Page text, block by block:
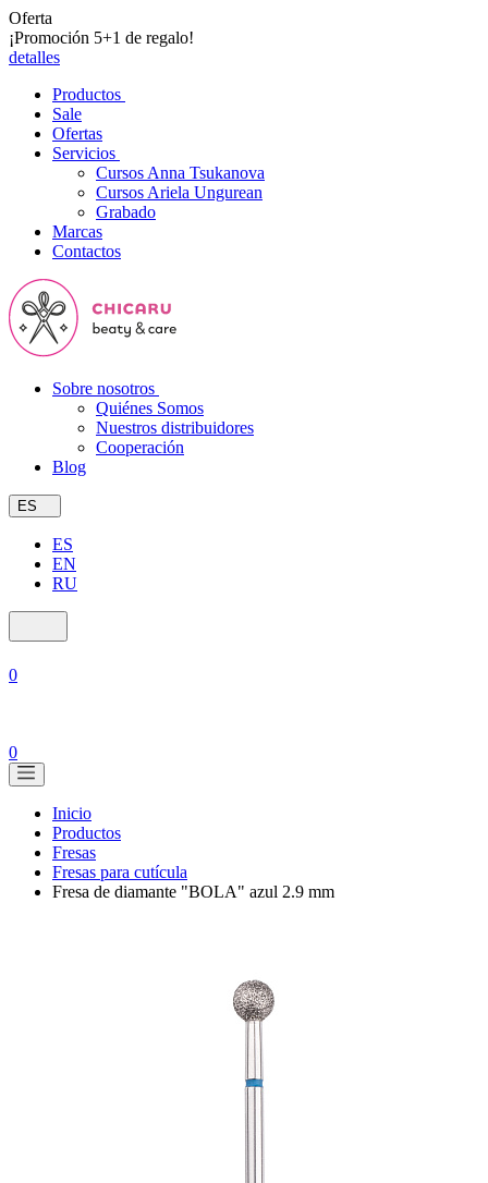
Oferta
¡Promoción 5+1 de regalo!
detalles
Productos
Sale
Ofertas
Servicios
Cursos Anna Tsukanova
Cursos Ariela Ungurean
Grabado
Marcas
Contactos
Sobre nosotros
Quiénes Somos
Nuestros distribuidores
Cooperación
Blog
ES
ES
EN
RU
0
0
Inicio
Productos
Fresas
Fresas para cutícula
Fresa de diamante "BOLA" azul 2.9 mm